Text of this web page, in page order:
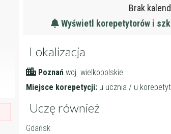
Brak
Wyświetl korepetytorów i
Lokalizacja
Poznań woj. wielkopolskie
Miejsce korepetycji:u ucznia / u
Uczę również
Gdańsk